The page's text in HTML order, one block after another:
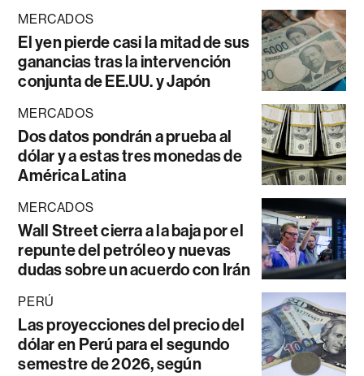
MERCADOS
El yen pierde casi la mitad de sus
ganancias tras la intervención
conjunta de EE.UU. y Japón
MERCADOS
Dos datos pondrán a prueba al
dólar y a estas tres monedas de
América Latina
MERCADOS
Wall Street cierra a la baja por el
repunte del petróleo y nuevas
dudas sobre un acuerdo con Irán
PERÚ
Las proyecciones del precio del
dólar en Perú para el segundo
semestre de 2026, según